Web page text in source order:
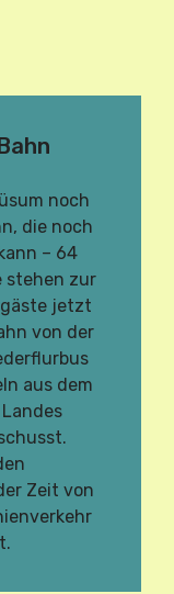
noch
die noch
– 64
stehen zur
jetzt
von der
aus dem
Zeit von